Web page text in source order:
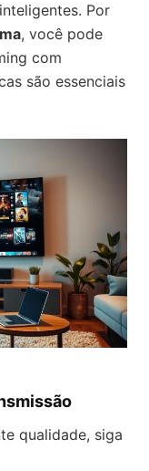
Por
, você pode
com
são essenciais
qualidade, siga